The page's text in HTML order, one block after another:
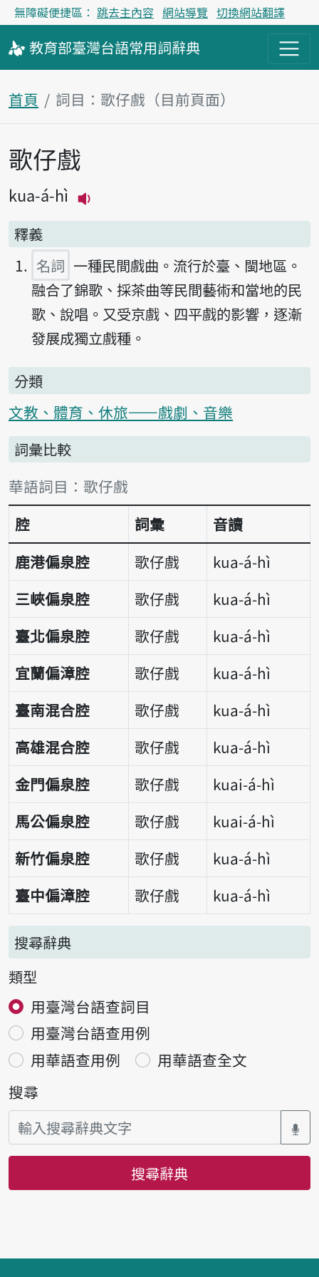
無障礙便捷區： 跳去主內容 網站導覽 切換網站翻譯
教育部臺灣台語常用詞辭典
首頁 詞目：歌仔戲（目前頁面）
主內容區塊
歌仔戲
kua-á-hì
釋義
名詞 一種民間戲曲。流行於臺、閩地區。
融合了錦歌、採茶曲等民間藝術和當地的民
歌、說唱。又受京戲、四平戲的影響，逐漸
發展成獨立戲種。
分類
文教、體育、休旅——戲劇、音樂
詞彙比較
詞彙比較表
華語詞目：歌仔戲
腔
詞彙
音讀
鹿港偏泉腔
歌仔戲
kua-á-hì
三峽偏泉腔
歌仔戲
kua-á-hì
臺北偏泉腔
歌仔戲
kua-á-hì
宜蘭偏漳腔
歌仔戲
kua-á-hì
臺南混合腔
歌仔戲
kua-á-hì
高雄混合腔
歌仔戲
kua-á-hì
金門偏泉腔
歌仔戲
kuai-á-hì
馬公偏泉腔
歌仔戲
kuai-á-hì
新竹偏泉腔
歌仔戲
kua-á-hì
臺中偏漳腔
歌仔戲 kua-á-hì
搜尋辭典
類型
用臺灣台語查詞目
用臺灣台語查用例
用華語查用例
用華語查全文
搜尋
搜尋辭典